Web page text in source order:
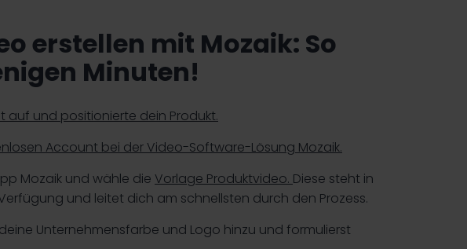
erstellen mit Mozaik: So
Minuten!
auf und positionierte dein Produkt.
Account bei der Video-Software-Lösung Mozaik.
Mozaik und wähle die Vorlage Produktvideo. Diese steht in
und leitet dich am schnellsten durch den Prozess.
Unternehmensfarbe und Logo hinzu und formulierst